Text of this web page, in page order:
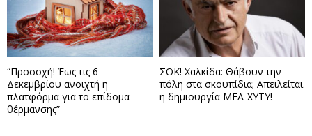
“Προσοχή! Έως τις 6
Δεκεμβρίου ανοιχτή η
πλατφόρμα για το επίδομα
θέρμανσης”
ΣΟΚ! Χαλκίδα: Θάβουν την
πόλη στα σκουπίδια; Απειλείται
η δημιουργία ΜΕΑ-ΧΥΤΥ!